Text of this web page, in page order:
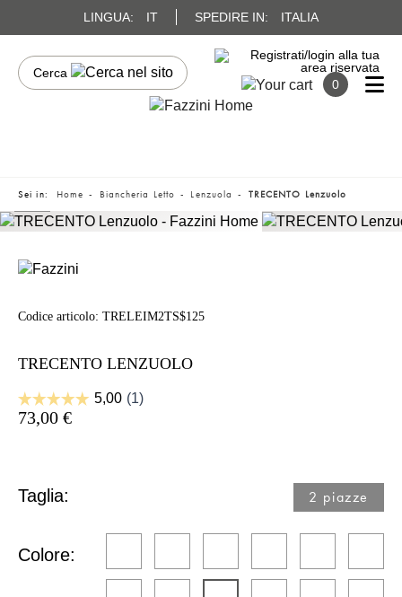
LINGUA: IT SPEDIRE IN: ITALIA
0
Sei in: Home Biancheria Letto Lenzuola TRECENTO Lenzuolo
Codice articolo: TRELEIM2TS$125
TRECENTO LENZUOLO
73,00 €
Taglia: 2 piazze​
Colore: